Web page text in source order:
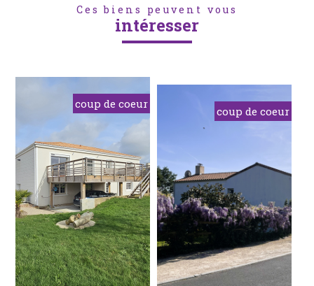
Ces biens peuvent vous
intéresser
coup de coeur
voir le
bien
coup de coeur
voir le
bien